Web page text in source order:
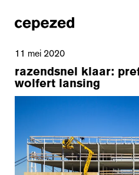
11 mei 2020
razendsnel klaar:
wolfert lansing